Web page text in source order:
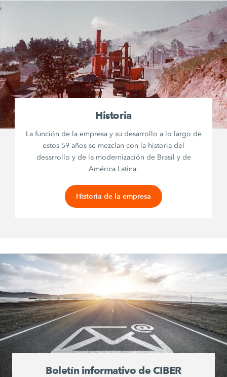
Historia
La función de la empresa y su desarrollo a lo largo de
estos 59 años se mezclan con la historia del
desarrollo y de la modernización de Brasil y de
América Latina.
Historia de la empresa
Boletín informativo de CIBER